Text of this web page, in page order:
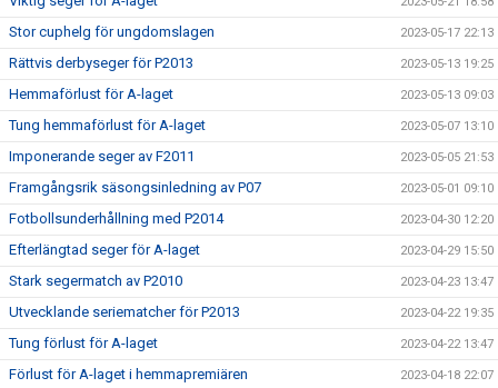
Stor cuphelg för ungdomslagen 2023-05-17 22:13
Rättvis derbyseger för P2013 2023-05-13 19:25
Hemmaförlust för A-laget 2023-05-13 09:03
Tung hemmaförlust för A-laget 2023-05-07 13:10
Imponerande seger av F2011 2023-05-05 21:53
Framgångsrik säsongsinledning av P07 2023-05-01 09:10
Fotbollsunderhållning med P2014 2023-04-30 12:20
Efterlängtad seger för A-laget 2023-04-29 15:50
Stark segermatch av P2010 2023-04-23 13:47
Utvecklande seriematcher för P2013 2023-04-22 19:35
Tung förlust för A-laget 2023-04-22 13:47
Förlust för A-laget i hemmapremiären 2023-04-18 22:07